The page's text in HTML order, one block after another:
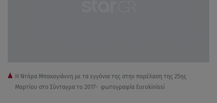
H Ντόρα Μπακογιάννη με τα εγγόνια της στην παρέλαση της 25ης
Μαρτίου στο Σύνταγμα το 2017- φωτογραφία Eurokinissi